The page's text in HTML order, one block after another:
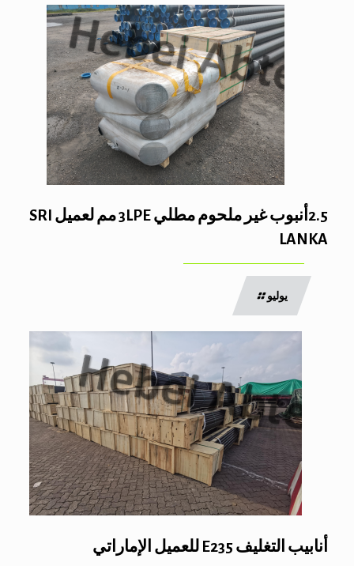
2.5أنبوب غير ملحوم مطلي 3LPE مم لعميل SRI
LANKA
يوليو
أنابيب التغليف E235 للعميل الإماراتي